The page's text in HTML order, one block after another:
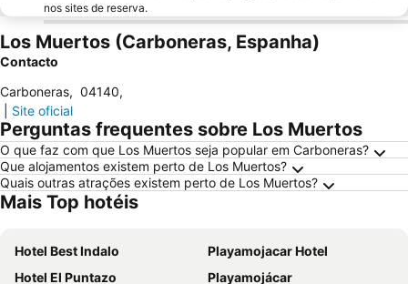
nos sites de reserva.
Los Muertos (Carboneras, Espanha)
Contacto
Carboneras, 04140,
Site oficial
Perguntas frequentes sobre Los Muertos
O que faz com que Los Muertos seja popular em Carboneras?
Que alojamentos existem perto de Los Muertos?
Quais outras atrações existem perto de Los Muertos?
Mais Top hotéis
Hotel Best Indalo
Playamojacar Hotel
Hotel El Puntazo
Playamojácar